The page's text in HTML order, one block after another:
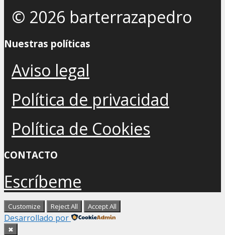
© 2026 barterrazapedro
Nuestras políticas
Aviso legal
Política de privacidad
Política de Cookies
CONTACTO
Escríbeme
Customize Reject All Accept All
Desarrollado por
✖